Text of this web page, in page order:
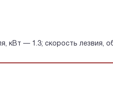
кВт — 1.3; скорость лезвия,